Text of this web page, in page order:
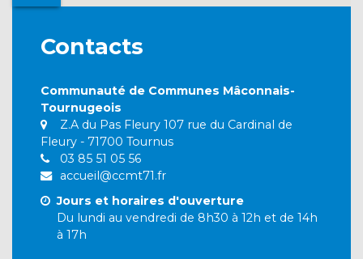
Contacts
Communauté de Communes Mâconnais-
Tournugeois
Z.A du Pas Fleury 107 rue du Cardinal de
Fleury - 71700 Tournus
03 85 51 05 56
accueil@ccmt71.fr
Jours et horaires d'ouverture
Du lundi au vendredi de 8h30 à 12h et de 14h
à 17h